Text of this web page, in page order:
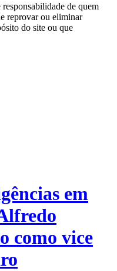
de quem
reprovar ou eliminar
do site ou que
em
como vice